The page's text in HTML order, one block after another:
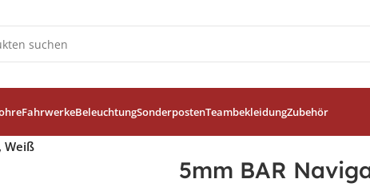
FahrwerkeBeleuchtungSonderpostenTeambekleidungZubehör
Weiß
5mm BAR